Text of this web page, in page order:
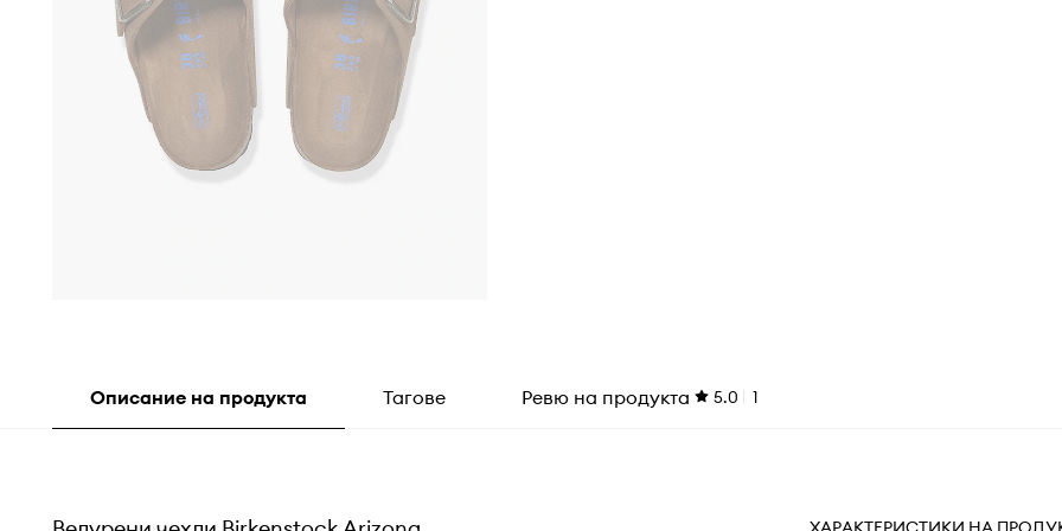
Описание на продукта Тагове Ревю на продукта 5.0 1